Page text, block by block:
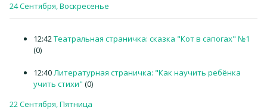
24 Сентября, Воскресенье
12:42Театральная страничка: сказка "Кот в сапогах" №1
(0)
12:40Литературная страничка: "Как научить ребёнка
учить стихи" (0)
22 Сентября, Пятница